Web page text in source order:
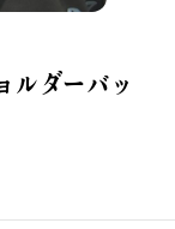
ルダーバッ